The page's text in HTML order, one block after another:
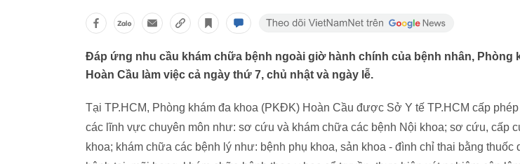
Đáp ứng nhu cầu khám chữa bệnh ngoài giờ hành chính của bệnh nhân, Phòng
Hoàn Cầu làm việc cả ngày thứ 7, chủ nhật và ngày lễ.
Tại TP.HCM, Phòng khám đa khoa (PKĐK) Hoàn Cầu được Sở Y tế TP.HCM cấp
các lĩnh vực chuyên môn như: sơ cứu và khám chữa các bệnh Nội khoa; sơ cứu, cấp
khoa; khám chữa các bệnh lý như: bệnh phụ khoa, sản khoa - đình chỉ thai bằng thuốc